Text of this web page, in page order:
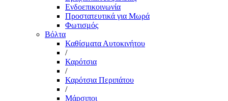
Ενδοεπικοινωνία
Προστατευτικά για Μωρά
Φωτισμός
Βόλτα
Καθίσματα Αυτοκινήτου
/
Καρότσια
/
Καρότσια Περιπάτου
/
Μάρσιποι